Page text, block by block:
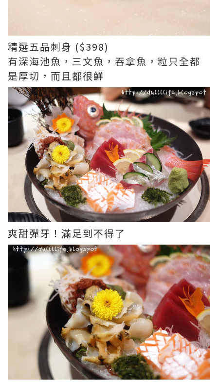
精選五品刺身 ($398)
有深海池魚，三文魚，吞拿魚，粒只全都
是厚切，而且都很鮮
爽甜彈牙！滿足到不得了